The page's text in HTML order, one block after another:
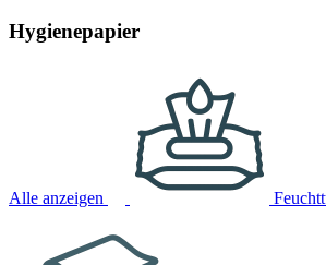
Hygienepapier
Alle anzeigen